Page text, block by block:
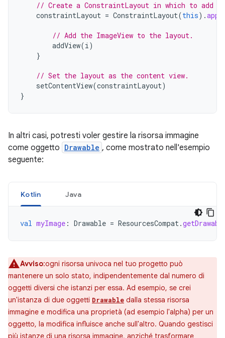
// Create a ConstraintLayout in which to add
constraintLayout = ConstraintLayout(this).
// Add the ImageView to the layout.
addView(i)
}
// Set the layout as the content view.
setContentView(constraintLayout)
}
In altri casi, potresti voler gestire la risorsa immagine
come oggetto Drawable , come mostrato nell'esempio
seguente:
Kotlin Java
val myImage : Drawable = ResourcesCompat.
Avviso:ogni risorsa univoca nel tuo progetto può
mantenere un solo stato, indipendentemente dal numero di
oggetti diversi che istanzi per essa. Ad esempio, se crei
un'istanza di due oggetti Drawable dalla stessa risorsa
immagine e modifica una proprietà (ad esempio l'alpha) per un
oggetto, la modifica influisce anche sull'altro. Quando gestisci
più istanze di una risorsa immagine, anziché trasformare